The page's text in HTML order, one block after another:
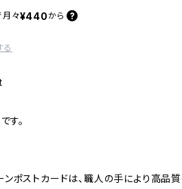
月々¥440 から
る
す。
ポストカードは、職人の手により高品